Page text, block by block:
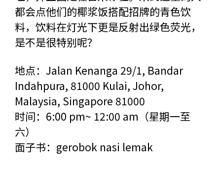
都会点他们的椰浆饭搭配招牌的青色饮
料，饮料在灯光下更是反射出绿色荧光，
是不是很特别呢？
地点：Jalan Kenanga 29/1, Bandar
Indahpura, 81000 Kulai, Johor,
Malaysia, Singapore 81000
时间：6:00 pm~ 12:00 am（星期一至
六）
面子书： gerobok nasi lemak